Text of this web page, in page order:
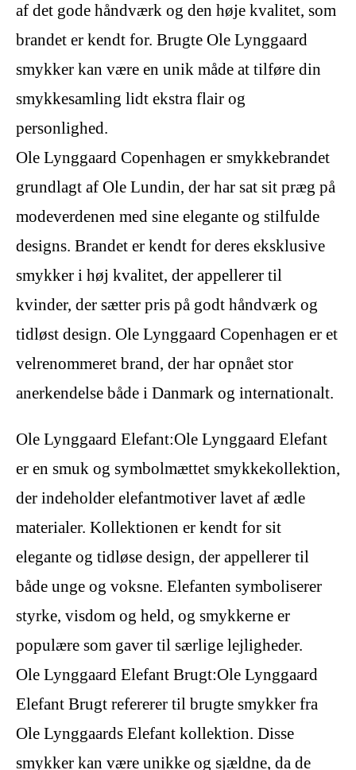
af det gode håndværk og den høje kvalitet, som
brandet er kendt for. Brugte Ole Lynggaard
smykker kan være en unik måde at tilføre din
smykkesamling lidt ekstra flair og
personlighed.
Ole Lynggaard Copenhagen er smykkebrandet
grundlagt af Ole Lundin, der har sat sit præg på
modeverdenen med sine elegante og stilfulde
designs. Brandet er kendt for deres eksklusive
smykker i høj kvalitet, der appellerer til
kvinder, der sætter pris på godt håndværk og
tidløst design. Ole Lynggaard Copenhagen er et
velrenommeret brand, der har opnået stor
anerkendelse både i Danmark og internationalt.
Ole Lynggaard Elefant:Ole Lynggaard Elefant
er en smuk og symbolmættet smykkekollektion,
der indeholder elefantmotiver lavet af ædle
materialer. Kollektionen er kendt for sit
elegante og tidløse design, der appellerer til
både unge og voksne. Elefanten symboliserer
styrke, visdom og held, og smykkerne er
populære som gaver til særlige lejligheder.
Ole Lynggaard Elefant Brugt:Ole Lynggaard
Elefant Brugt refererer til brugte smykker fra
Ole Lynggaards Elefant kollektion. Disse
smykker kan være unikke og sjældne, da de